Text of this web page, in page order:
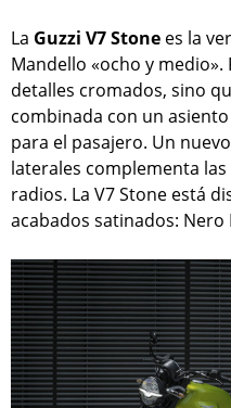
La Guzzi V7 Stone es la
Mandello «ocho y
detalles cromados, sino
combinada con un
para el pasajero. Un
laterales complementa
radios. La V7 Stone está
acabados satinados: